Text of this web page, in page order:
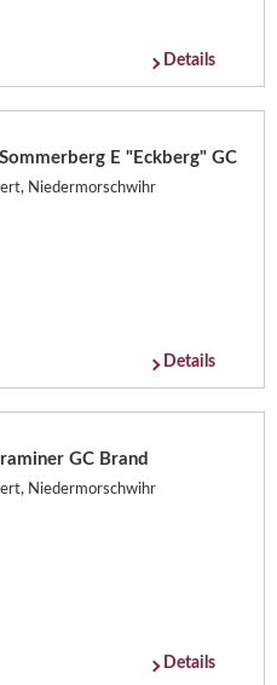
Details
E "Eckberg" GC
Niedermorschwihr
Details
GC Brand
Niedermorschwihr
Details